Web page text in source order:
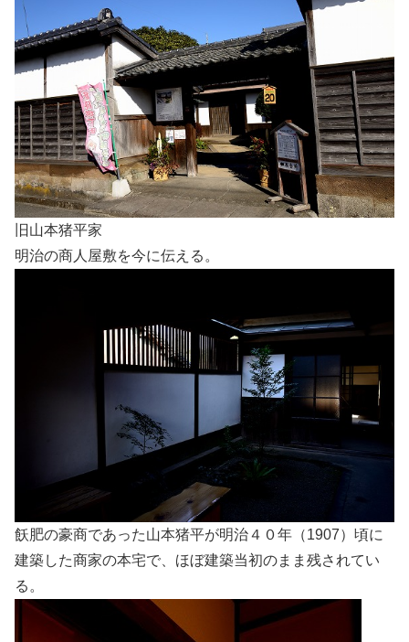
旧山本猪平家
明治の商人屋敷を今に伝える。
飫肥の豪商であった山本猪平が明治４０年（1907）頃に
建築した商家の本宅で、ほぼ建築当初のまま残されてい
る。